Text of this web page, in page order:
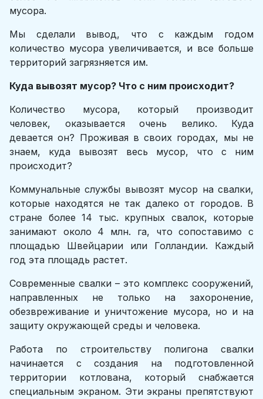
мусора.
Мы сделали вывод, что с каждым годом
количество мусора увеличивается, и все больше
территорий загрязняется им.
Куда вывозят мусор? Что с ним происходит?
Количество мусора, который производит
человек, оказывается очень велико. Куда
девается он? Проживая в своих городах, мы не
знаем, куда вывозят весь мусор, что с ним
происходит?
Коммунальные службы вывозят мусор на свалки,
которые находятся не так далеко от городов. В
стране более 14 тыс. крупных свалок, которые
занимают около 4 млн. га, что сопоставимо с
площадью Швейцарии или Голландии. Каждый
год эта площадь растет.
Современные свалки – это комплекс сооружений,
направленных не только на захоронение,
обезвреживание и уничтожение мусора, но и на
защиту окружающей среды и человека.
Работа по строительству полигона свалки
начинается с создания на подготовленной
территории котлована, который снабжается
специальным экраном. Эти экраны препятствуют